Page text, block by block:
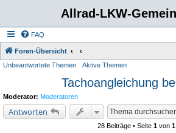
Allrad-LKW-
FAQ
Foren-Übersicht
Unbeantwortete Themen Aktive Themen
Tachoangleichung
Moderator: Moderatoren
Antworten
28 Beiträge • Seite 1 von 1